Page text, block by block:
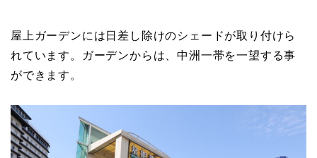
屋上ガーデンには日差し除けのシェードが取り付けら
れています。ガーデンからは、中洲一帯を一望する事
ができます。